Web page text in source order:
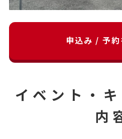
申込み / 予約
イベント・
内